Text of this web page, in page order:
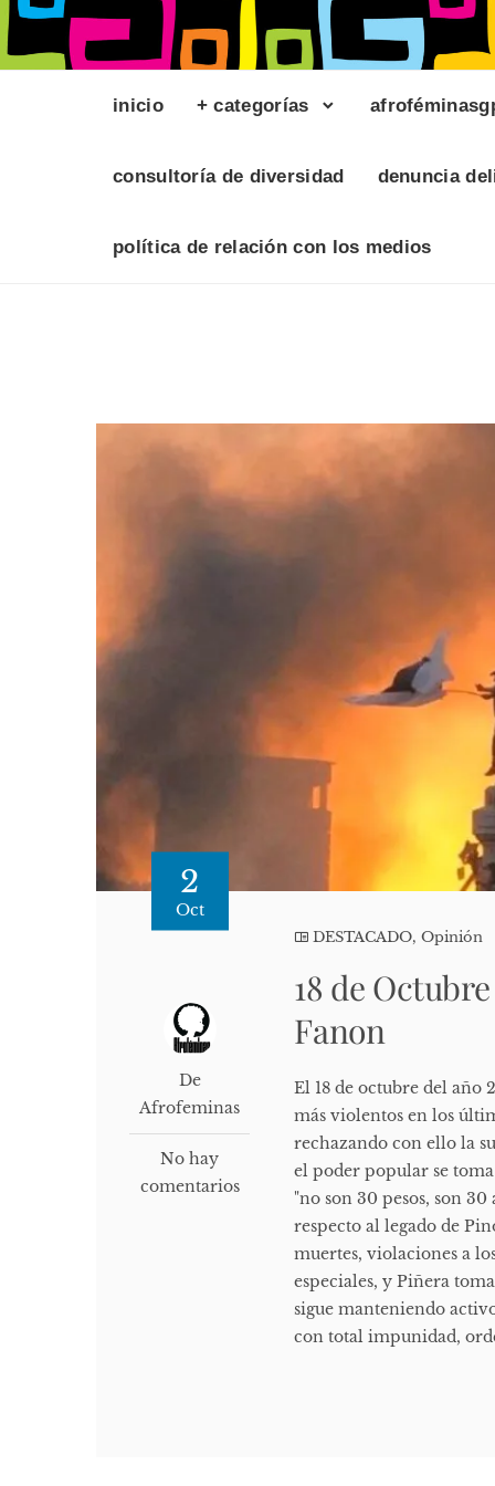
inicio + categorías
consultoría de diversidad denuncia
política de relación con los medios
2
Oct
De
Afrofeminas
No hay
comentarios
DESTACADO,Opinión
18 de
Fanon
El 18 de octubre del año
más violentos en los
rechazando con ello la
el poder popular se
"no son 30 pesos, son
respecto al legado de
muertes, violaciones a
especiales, y Piñera
sigue manteniendo
con total impunidad,